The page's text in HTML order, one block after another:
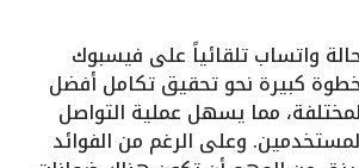
واتساب تلقائياً على فيسبوك
كبيرة نحو تحقيق تكامل أفضل
مما يسهل عملية التواصل
وعلى الرغم من الفوائد